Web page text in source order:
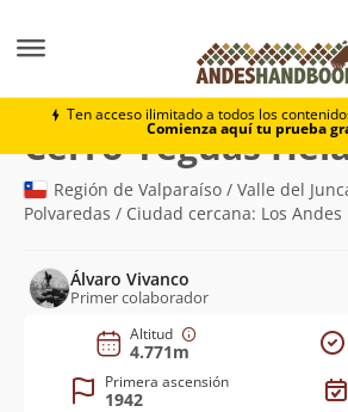
Ten acceso ilimitado a todos los
Comienza aquí tu prueba
Cerro Yeguas
Cerro Yeguas
Región de Valparaíso / Valle del
Polvaredas / Ciudad cercana: Los Andes
Álvaro Vivanco
Primer colaborador
Altitud
4.771m
Primera ascensión
1942